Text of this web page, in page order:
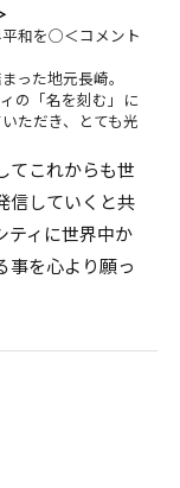
和を◯＜コメント
った地元長崎。
の「名を刻む」に
ただき、とても光
てこれからも世
信していくと共
ティに世界中か
事を心より願っ